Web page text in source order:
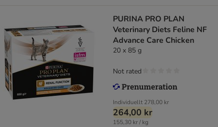
PURINA PRO PLAN
Veterinary Diets Feline NF
Advance Care Chicken
20 x 85 g
Individuellt 278,00 kr
264,00 kr
155,30 kr / kg
Not rated